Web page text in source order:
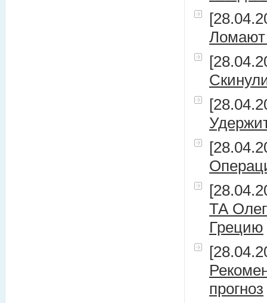
Ломают
ТА
Грецию
прогноз